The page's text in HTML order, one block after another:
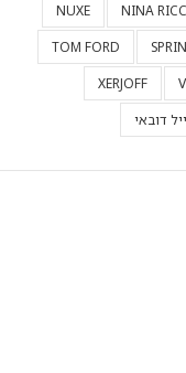
NINA
NUXE
TOM FORD
XERJOFF
דובאי